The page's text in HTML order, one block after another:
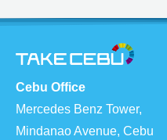
Cebu Office
Mercedes Benz Tower,
Mindanao Avenue, Cebu